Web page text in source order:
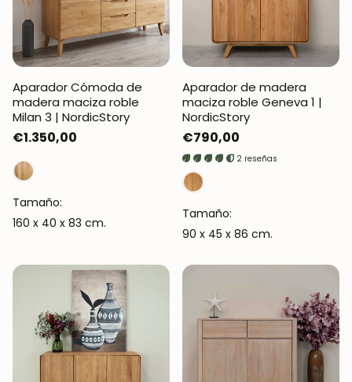
Aparador Cómoda de
madera maciza roble
Milan 3 | NordicStory
Precio
regular
€1.350,00
Tamaño:
160 x 40 x 83 cm.
Aparador de madera
maciza roble Geneva 1 |
NordicStory
Precio
regular
€790,00
2 reseñas
Tamaño:
90 x 45 x 86 cm.